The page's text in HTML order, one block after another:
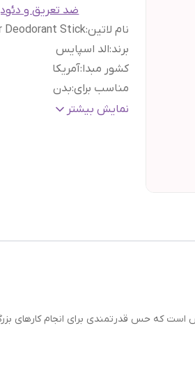
ضد تعریق و
نام لاتین:
Deodorant Stick
برند:الد اسپایس
کشور مبدا:آمریکا
مناسب برای:بدن
بر اساس ویژگی:استفاده
نمایش بیشتر
که حس قدرتمندی برای انجام کارهای